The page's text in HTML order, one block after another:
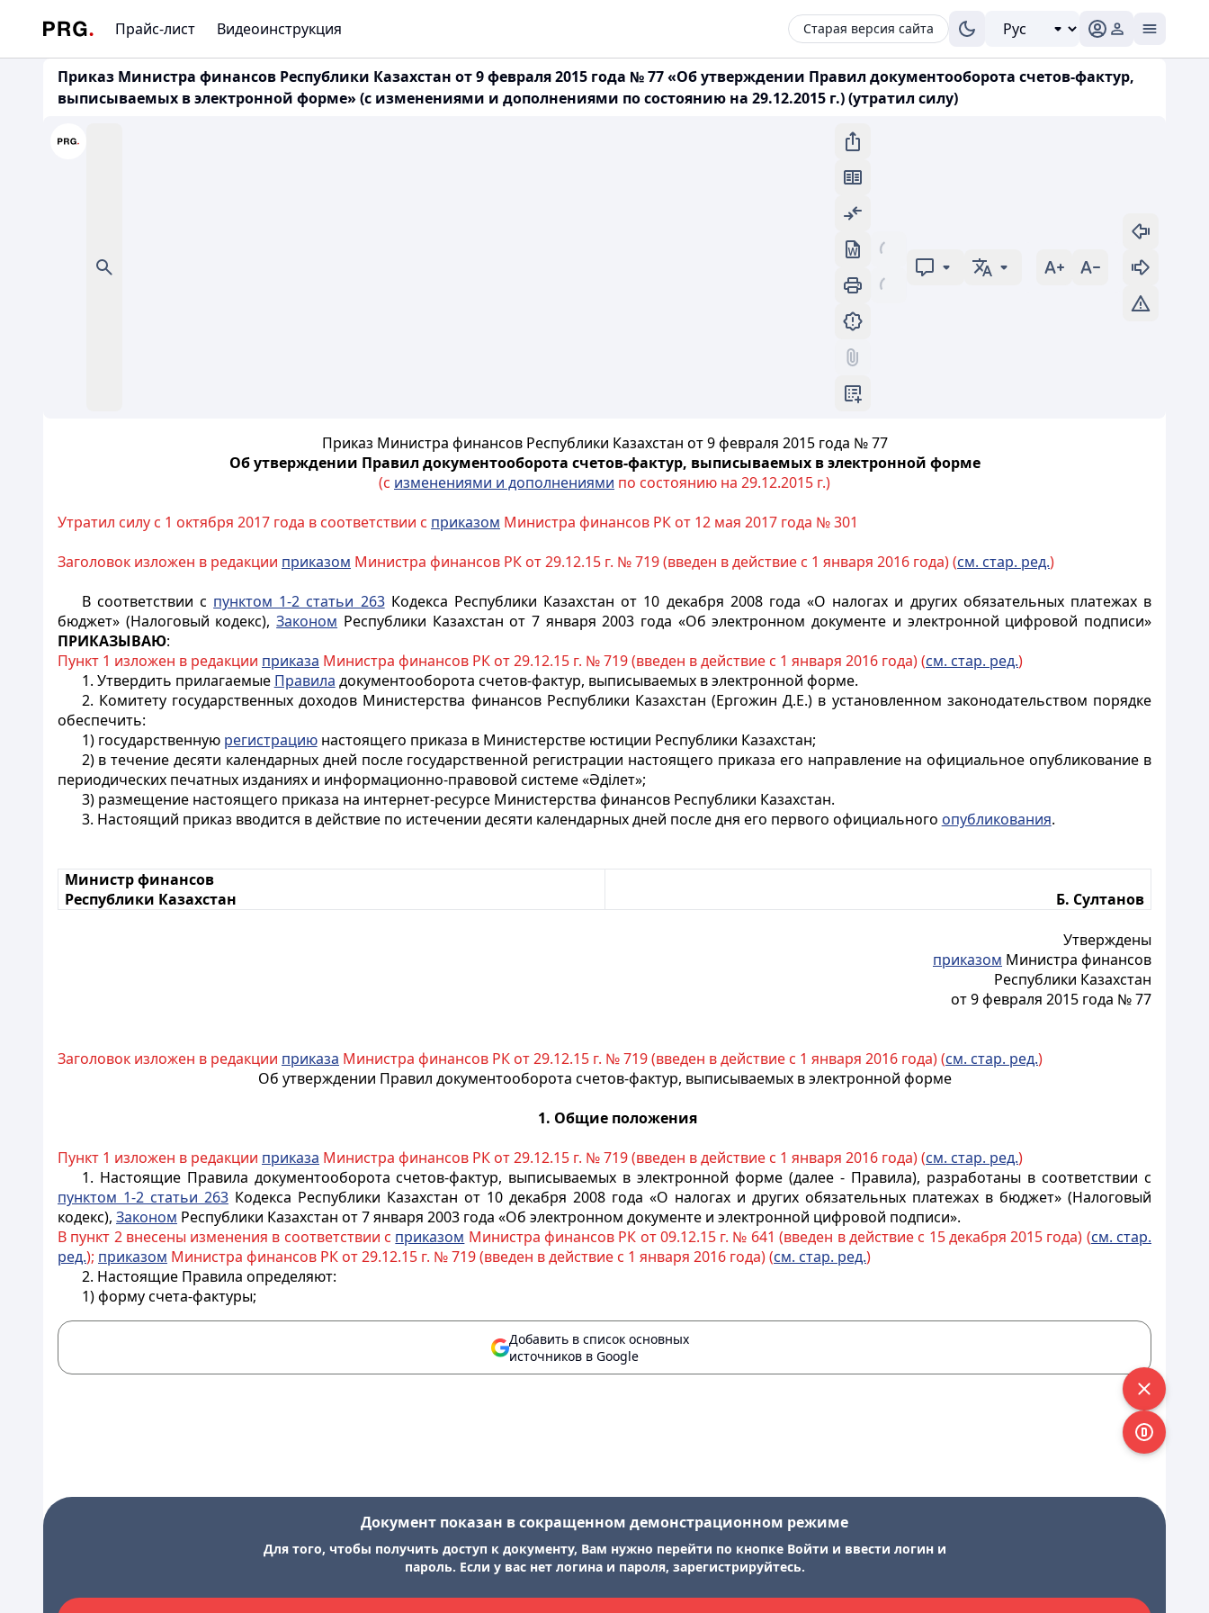
Прайс-лист Видеоинструкция Старая версия сайта
Приказ Министра финансов Республики Казахстан от 9 февраля 2015 года № 77 «Об утверждении Правил документооборота счетов-фактур,
выписываемых в электронной форме» (с изменениями и дополнениями по состоянию на 29.12.2015 г.) (утратил силу)
Приказ Министра финансов Республики Казахстан от 9 февраля 2015 года № 77
Об утверждении Правил документооборота счетов-фактур, выписываемых в электронной форме
(с изменениями и дополнениями по состоянию на 29.12.2015 г.)
Утратил силу с 1 октября 2017 года в соответствии с приказом Министра финансов РК от 12 мая 2017 года № 301
Заголовок изложен в редакции приказом Министра финансов РК от 29.12.15 г. № 719 (введен в действие с 1 января 2016 года) (см. стар. ред.)
В соответствии с пунктом 1-2 статьи 263Кодекса Республики Казахстан от 10 декабря 2008 года «О налогах и других обязательных платежах в
бюджет» (Налоговый кодекс),Законом Республики Казахстан от 7 января 2003 года «Об электронном документе и электронной цифровой подписи»
ПРИКАЗЫВАЮ:
Пункт 1 изложен в редакции приказа Министра финансов РК от 29.12.15 г. № 719 (введен в действие с 1 января 2016 года) (см. стар. ред.)
1. Утвердить прилагаемые Правила документооборота счетов-фактур, выписываемых в электронной форме.
2. Комитету государственных доходов Министерства финансов Республики Казахстан (Ергожин Д.Е.) в установленном законодательством порядке
обеспечить:
1) государственную регистрациюнастоящего приказа в Министерстве юстиции Республики Казахстан;
2) в течение десяти календарных дней после государственной регистрации настоящего приказа его направление на официальное опубликование в
периодических печатных изданиях и информационно-правовой системе «Әділет»;
3) размещение настоящего приказа на интернет-ресурсе Министерства финансов Республики Казахстан.
3. Настоящий приказ вводится в действие по истечении десяти календарных дней после дня его первого официального опубликования.
Министр финансов
Республики Казахстан
Б. Султанов
Утверждены
приказом Министра финансов
Республики Казахстан
от 9 февраля 2015 года № 77
Заголовок изложен в редакции приказа Министра финансов РК от 29.12.15 г. № 719 (введен в действие с 1 января 2016 года) (см. стар. ред.)
Об утверждении Правил документооборота счетов-фактур, выписываемых в электронной форме
1. Общие положения
Пункт 1 изложен в редакции приказа Министра финансов РК от 29.12.15 г. № 719 (введен в действие с 1 января 2016 года) (см. стар. ред.)
1. Настоящие Правила документооборота счетов-фактур, выписываемых в электронной форме (далее - Правила), разработаны в соответствии с
пунктом 1-2 статьи 263 Кодекса Республики Казахстан от 10 декабря 2008 года «О налогах и других обязательных платежах в бюджет» (Налоговый
кодекс), Законом Республики Казахстан от 7 января 2003 года «Об электронном документе и электронной цифровой подписи».
В пункт 2 внесены изменения в соответствии с приказом Министра финансов РК от 09.12.15 г. № 641 (введен в действие с 15 декабря 2015 года) (см. стар.
ред.); приказом Министра финансов РК от 29.12.15 г. № 719 (введен в действие с 1 января 2016 года) (см. стар. ред.)
2. Настоящие Правила определяют:
1) форму счета-фактуры;
Добавить в список основных
источников в Google
Документ показан в сокращенном демонстрационном режиме
Для того, чтобы получить доступ к документу, Вам нужно перейти по кнопке Войти и ввести логин и
пароль. Если у вас нет логина и пароля, зарегистрируйтесь.